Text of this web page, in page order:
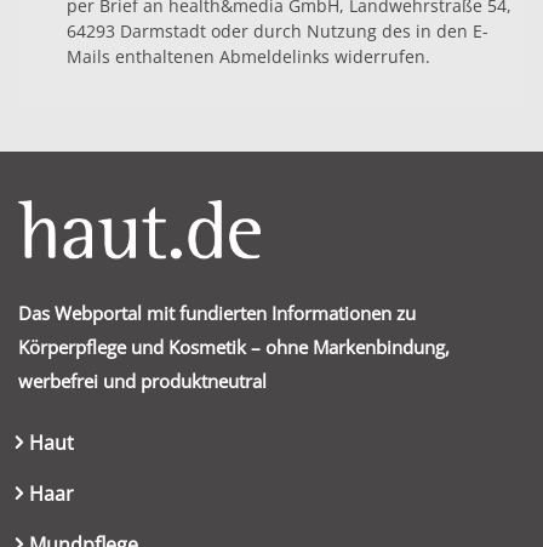
per Brief an health&media GmbH, Landwehrstraße 54,
64293 Darmstadt oder durch Nutzung des in den E-
Mails enthaltenen Abmeldelinks widerrufen.
Das Webportal mit fundierten Informationen zu
Körperpflege und Kosmetik – ohne Markenbindung,
werbefrei und produktneutral
Haut
Haar